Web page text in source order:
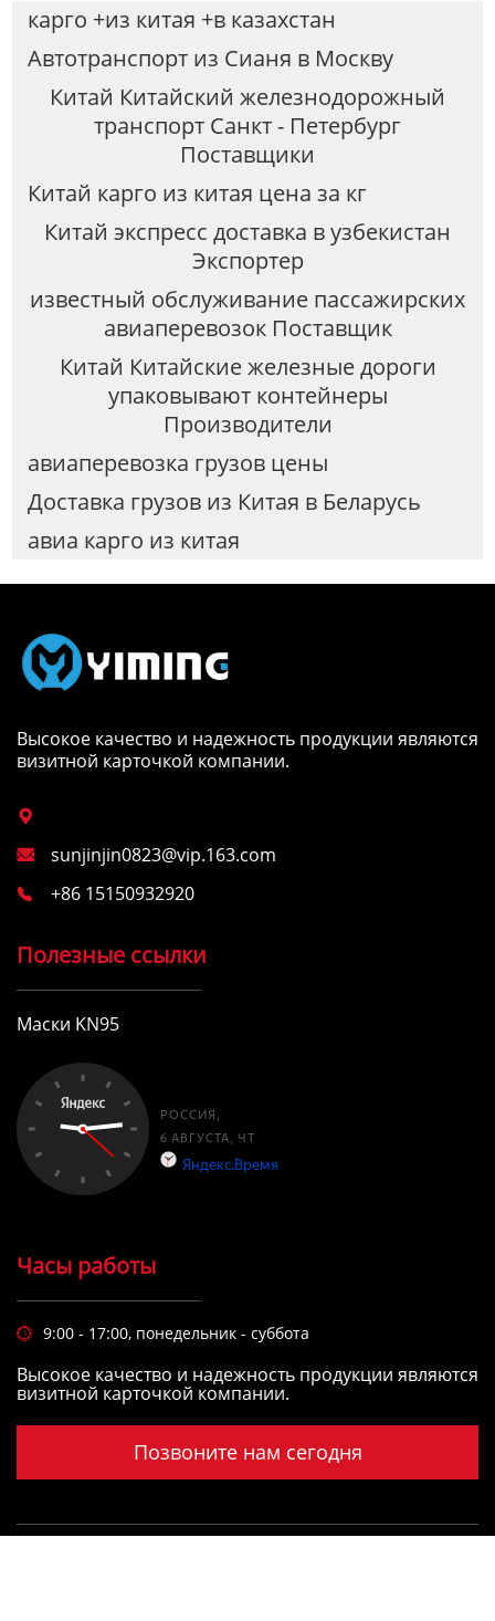
карго +из китая +в казахстан
Автотранспорт из Сианя в Москву
Китай Китайский железнодорожный
транспорт Санкт - Петербург
Поставщики
Китай карго из китая цена за кг
Китай экспресс доставка в узбекистан
Экспортер
известный обслуживание пассажирских
авиаперевозок Поставщик
Китай Китайские железные дороги
упаковывают контейнеры
Производители
авиаперевозка грузов цены
Доставка грузов из Китая в Беларусь
авиа карго из китая
Высокое качество и надежность продукции являются
визитной карточкой компании.

 sunjinjin0823@vip.163.com
 +86 15150932920
Полезные ссылки
Маски KN95
Часы работы
 9:00 - 17:00, понедельник - суббота
Высокое качество и надежность продукции являются
визитной карточкой компании.
Позвоните нам сегодня